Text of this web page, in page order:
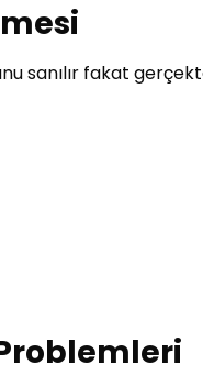
sanılır fakat